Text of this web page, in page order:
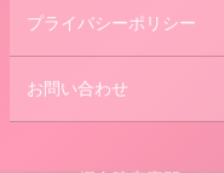
プライバシーポリシー
お問い合わせ